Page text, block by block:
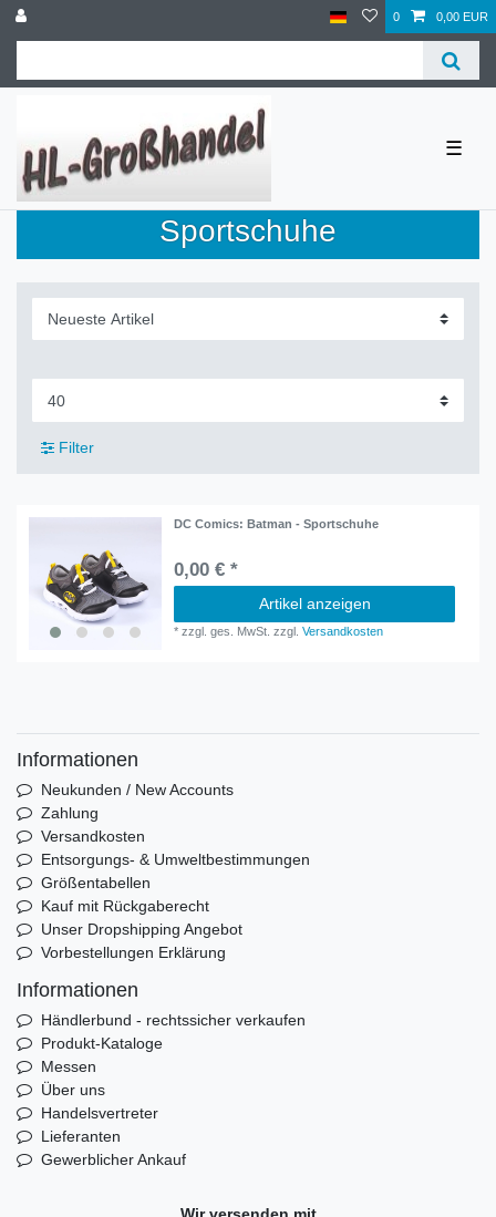
0 0,00 EUR
☰
Sportschuhe
Filter
DC Comics: Batman - Sportschuhe
0,00 € *
Artikel anzeigen
*zzgl. ges. MwSt. zzgl.Versandkosten
Informationen
Neukunden / New Accounts
Zahlung
Versandkosten
Entsorgungs- & Umweltbestimmungen
Größentabellen
Kauf mit Rückgaberecht
Unser Dropshipping Angebot
Vorbestellungen Erklärung
Informationen
Händlerbund - rechtssicher verkaufen
Produkt-Kataloge
Messen
Über uns
Handelsvertreter
Lieferanten
Gewerblicher Ankauf